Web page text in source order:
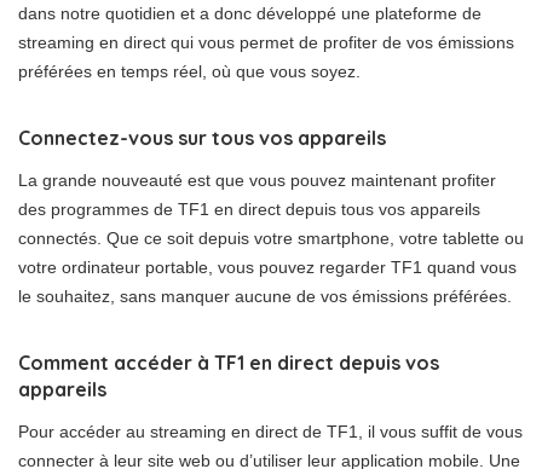
dans notre quotidien et a donc développé une plateforme de
streaming en direct qui vous permet de profiter de vos émissions
préférées en temps réel, où que vous soyez.
Connectez-vous sur tous vos appareils
La grande nouveauté est que vous pouvez maintenant profiter
des programmes de TF1 en direct depuis tous vos appareils
connectés. Que ce soit depuis votre smartphone, votre tablette ou
votre ordinateur portable, vous pouvez regarder TF1 quand vous
le souhaitez, sans manquer aucune de vos émissions préférées.
Comment accéder à TF1 en direct depuis vos
appareils
Pour accéder au streaming en direct de TF1, il vous suffit de vous
connecter à leur site web ou d’utiliser leur application mobile. Une